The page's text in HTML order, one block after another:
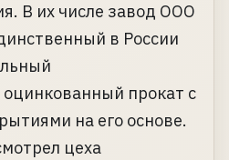
В их числе завод ООО
в России
оцинкованный прокат с
на его основе.
цеха